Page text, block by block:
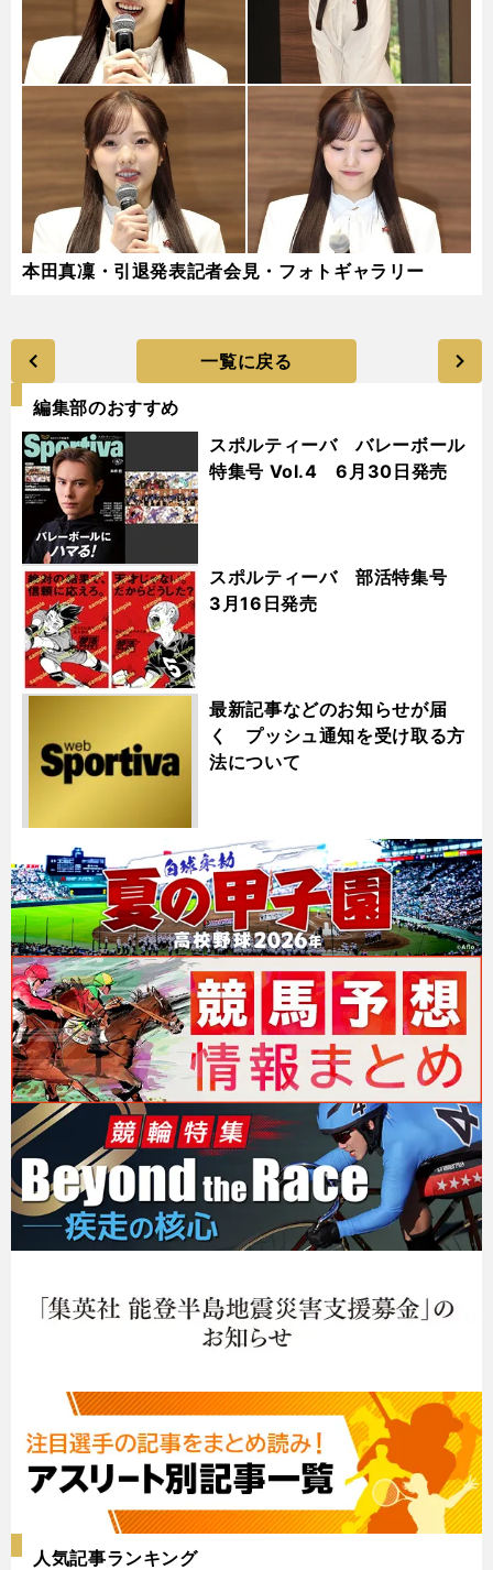
本田真凜・引退発表記者会見・フォトギャラリー
一覧に戻る
編集部のおすすめ
スポルティーバ バレーボール
特集号 Vol.4 6月30日発売
スポルティーバ 部活特集号
3月16日発売
最新記事などのお知らせが届
く プッシュ通知を受け取る方
法について
人気記事ランキング